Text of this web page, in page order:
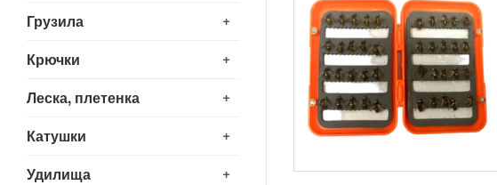
+
Грузила
+
Крючки
+
Леска, плетенка
+
Катушки
+
Удилища